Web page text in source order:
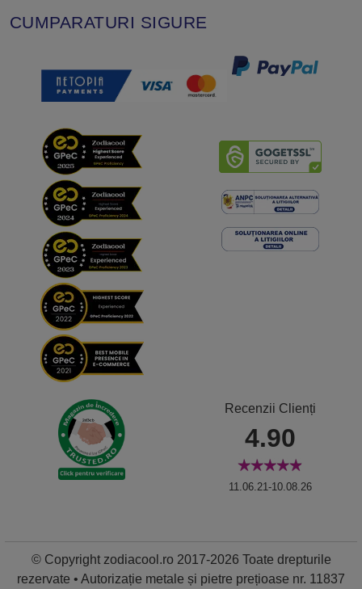
CUMPARATURI SIGURE
Recenzii Clienți
4.90
11.06.21-10.08.26
© Copyright zodiacool.ro 2017-2026 Toate drepturile
rezervate • Autorizație metale și pietre prețioase nr. 11837